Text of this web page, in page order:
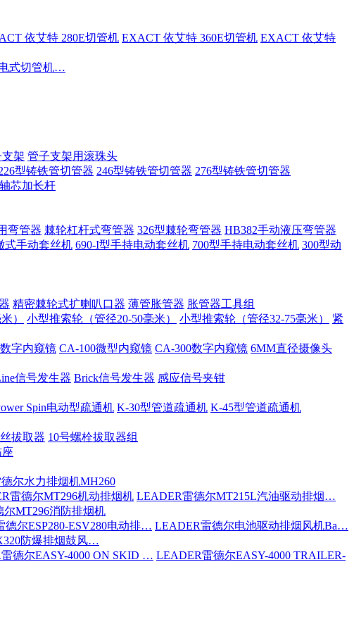
依艾特 280E切管机 EXACT 依艾特 360E切管机 EXACT 依艾特
式切管机…
架 管子支架用滚珠头
型铸铁管切管器 246型铸铁管切管器 276型铸铁管切管器
芯加长杆
弯管器 棘轮杠杆式弯管器 326型棘轮弯管器 HB382手动液压弯管器
式手动套丝机 690-I型手持电动套丝机 700型手持电动套丝机 300型动
精密棘轮式扩喇叭口器 薄管胀管器 胀管器工具组
） 小型推索轮（管径20-50毫米） 小型推索轮（管径32-75毫米）
紧
字内窥镜 CA-100微型内窥镜 CA-300数字内窥镜 6MM直径摄像头
信号发生器 Brick信号发生器 感应信号夹钳
Spin电动型疏通机 K-30型管道疏通机 K-45型管道疏通机
拔取器 10号螺栓拔取器组
尔水力排烟机MH260
雷德尔MT296机动排烟机 LEADER雷德尔MT215L汽油驱动排烟…
MT296消防排烟机
德尔ESP280-ESV280电动排… LEADER雷德尔电池驱动排烟风机Ba…
防爆排烟鼓风…
德尔EASY-4000 ON SKID … LEADER雷德尔EASY-4000 TRAILER-